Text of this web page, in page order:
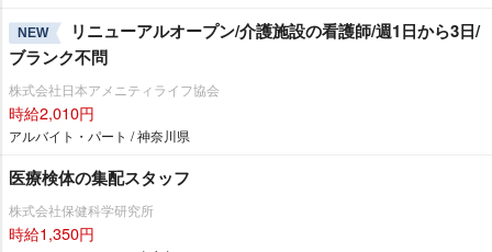
NEW
リニューアルオープン/介護施設の看護師/週1日から3日/
ブランク不問
株式会社日本アメニティライフ協会
時給2,010円
アルバイト・パート / 神奈川県
医療検体の集配スタッフ
株式会社保健科学研究所
時給1,350円